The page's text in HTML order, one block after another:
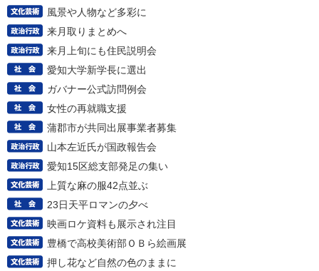
風景や人物など多彩に
来月取りまとめへ
来月上旬にも住民説明会
愛知大学新学長に選出
ガバナー公式訪問例会
女性の再就職支援
蒲郡市が共同出展事業者募集
山本左近氏が国政報告会
愛知15区総支部発足の集い
上質な麻の服42点並ぶ
23日天平ロマンの夕べ
映画ロケ資料も展示され注目
豊橋で高校美術部ＯＢら絵画展
押し花など自然の色のままに